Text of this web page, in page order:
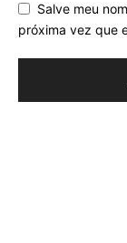
Salve meu
próxima vez que